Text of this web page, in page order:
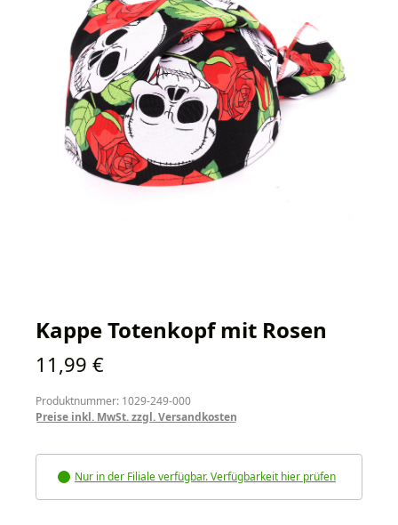
Kappe Totenkopf mit Rosen
Regulärer Preis:
11,99 €
Produktnummer: 1029-249-000
Preise inkl. MwSt. zzgl. Versandkosten
Nur in der Filiale verfügbar. Verfügbarkeit hier prüfen